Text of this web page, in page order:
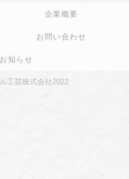
企業概要
お問い合わせ
お知らせ
工芸株式会社2022